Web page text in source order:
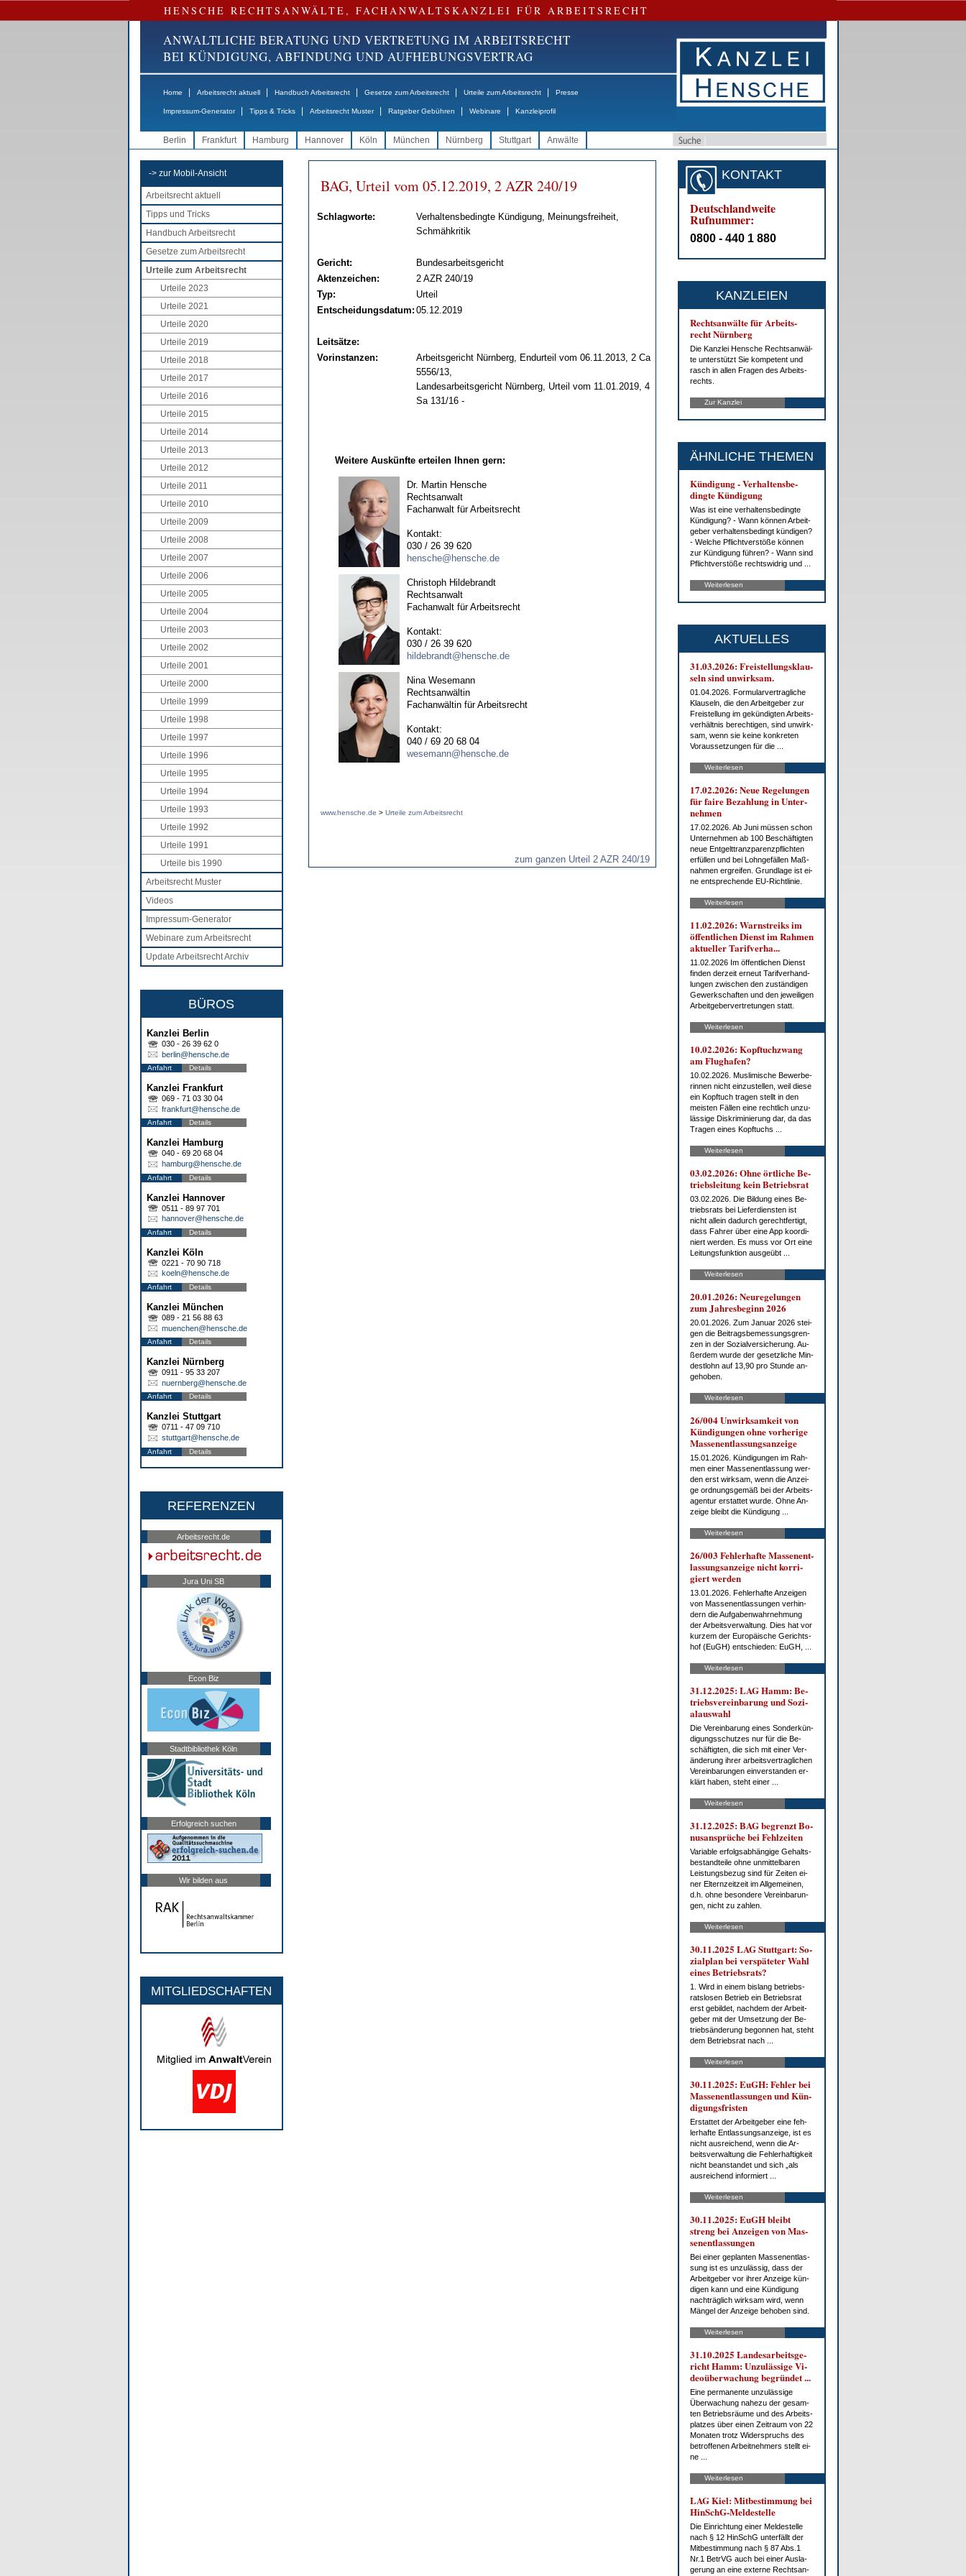
HENSCHE RECHTSANWÄLTE, FACHANWALTSKANZLEI FÜR ARBEITSRECHT
ANWALTLICHE BERATUNG UND VERTRETUNG IM ARBEITSRECHT
BEI KÜNDIGUNG, ABFINDUNG UND AUFHEBUNGSVERTRAG
Home Arbeitsrecht aktuell Handbuch Arbeitsrecht Gesetze zum Arbeitsrecht Urteile zum Arbeitsrecht Presse
Impressum-Generator Tipps & Tricks Arbeitsrecht Muster Ratgeber Gebühren Webinare Kanzleiprofil
Berlin Frankfurt Hamburg Hannover Köln München Nürnberg Stuttgart Anwälte
-> zur Mobil-Ansicht
Arbeitsrecht aktuell
Tipps und Tricks
Handbuch Arbeitsrecht
Gesetze zum Arbeitsrecht
Urteile zum Arbeitsrecht
Urteile 2023
Urteile 2021
Urteile 2020
Urteile 2019
Urteile 2018
Urteile 2017
Urteile 2016
Urteile 2015
Urteile 2014
Urteile 2013
Urteile 2012
Urteile 2011
Urteile 2010
Urteile 2009
Urteile 2008
Urteile 2007
Urteile 2006
Urteile 2005
Urteile 2004
Urteile 2003
Urteile 2002
Urteile 2001
Urteile 2000
Urteile 1999
Urteile 1998
Urteile 1997
Urteile 1996
Urteile 1995
Urteile 1994
Urteile 1993
Urteile 1992
Urteile 1991
Urteile bis 1990
Arbeitsrecht Muster
Videos
Impressum-Generator
Webinare zum Arbeitsrecht
Update Arbeitsrecht Archiv
BÜROS
Kanzlei Berlin
030 - 26 39 62 0
berlin@hensche.de
Anfahrt Details
Kanzlei Frankfurt
069 - 71 03 30 04
frankfurt@hensche.de
Anfahrt Details
Kanzlei Hamburg
040 - 69 20 68 04
hamburg@hensche.de
Anfahrt Details
Kanzlei Hannover
0511 - 89 97 701
hannover@hensche.de
Anfahrt Details
Kanzlei Köln
0221 - 70 90 718
koeln@hensche.de
Anfahrt Details
Kanzlei München
089 - 21 56 88 63
muenchen@hensche.de
Anfahrt Details
Kanzlei Nürnberg
0911 - 95 33 207
nuernberg@hensche.de
Anfahrt Details
Kanzlei Stuttgart
0711 - 47 09 710
stuttgart@hensche.de
Anfahrt Details
REFERENZEN
Arbeitsrecht.de
Jura Uni SB
Econ Biz
Stadtbibliothek Köln
Erfolgreich suchen
Wir bilden aus
MITGLIEDSCHAFTEN
BAG, Ur­teil vom 05.12.2019, 2 AZR 240/19
Schlagworte:
Verhaltensbedingte Kündigung, Meinungsfreiheit,
Schmähkritik
Gericht:
Bundesarbeitsgericht
Aktenzeichen:
2 AZR 240/19
Typ:
Urteil
Entscheidungsdatum: 05.12.2019
Leitsätze:
Vorinstanzen:
Arbeitsgericht Nürnberg, Endurteil vom 06.11.2013, 2 Ca
5556/13,
Landesarbeitsgericht Nürnberg, Urteil vom 11.01.2019, 4
Sa 131/16 -
Weitere Auskünfte erteilen Ihnen gern:
Dr. Martin Hensche
Rechtsanwalt
Fachanwalt für Arbeitsrecht
Kontakt:
030 / 26 39 620
hensche@hensche.de
Christoph Hildebrandt
Rechtsanwalt
Fachanwalt für Arbeitsrecht
Kontakt:
030 / 26 39 620
hildebrandt@hensche.de
Nina Wesemann
Rechtsanwältin
Fachanwältin für Arbeitsrecht
Kontakt:
040 / 69 20 68 04
wesemann@hensche.de
www.hensche.de > Urteile zum Arbeitsrecht
zum ganzen Urteil 2 AZR 240/19
KONTAKT
Deutschlandweite
Rufnummer:
0800 - 440 1 880
KANZLEIEN
Rechts­an­wäl­te für Ar­beits­
recht Nürn­berg
Die Kanz­lei Hen­sche Rechts­an­wäl­
te un­ter­stützt Sie kom­pe­tent und
rasch in al­len Fra­gen des Ar­beits­
rechts.
Zur Kanzlei
ÄHNLICHE THEMEN
Kün­di­gung - Ver­hal­tens­be­
ding­te Kün­di­gung
Was ist ei­ne ver­hal­tens­be­ding­te
Kün­di­gung? - Wann kön­nen Ar­beit­
ge­ber ver­hal­tens­be­dingt kün­di­gen?
- Wel­che Pflicht­ver­stö­ße kön­nen
zur Kün­di­gung füh­ren? - Wann sind
Pflicht­ver­stö­ße rechts­wid­rig und ...
Weiterlesen
AKTUELLES
31.03.2026: Frei­stel­lungs­klau­
seln sind un­wirk­sam.
01.04.2026. For­mu­lar­ver­trag­li­che
Klau­seln, die den Ar­beit­ge­ber zur
Frei­stel­lung im ge­kün­dig­ten Ar­beits­
ver­hält­nis be­rech­ti­gen, sind un­wirk­
sam, wenn sie kei­ne kon­kre­ten
Vor­aus­set­zun­gen für die ...
Weiterlesen
17.02.2026: Neue Re­ge­lun­gen
für fai­re Be­zah­lung in Un­ter­
neh­men
17.02.2026. Ab Ju­ni müs­sen schon
Un­ter­neh­men ab 100 Be­schäf­tig­ten
neue Ent­gelt­tranz­pa­renz­pflich­ten
er­fül­len und bei Lohn­ge­fäl­len Maß­
nah­men er­grei­fen. Grund­la­ge ist ei­
ne ent­spre­chen­de EU-Richt­li­nie.
Weiterlesen
11.02.2026: Warn­streiks im
öf­fent­li­chen Dienst im Rah­men
ak­tu­el­ler Ta­rif­ver­ha...
11.02.2026 Im öf­fent­li­chen Dienst
fin­den der­zeit er­neut Ta­rif­ver­hand­
lun­gen zwi­schen den zu­stän­di­gen
Ge­werk­schaf­ten und den je­wei­li­gen
Ar­beit­ge­ber­ver­tre­tun­gen statt.
Weiterlesen
10.02.2026: Kopf­tuch­zwang
am Flug­ha­fen?
10.02.2026. Mus­li­mi­sche Be­wer­be­
rin­nen nicht ein­zu­stel­len, weil die­se
ein Kopf­tuch tra­gen stellt in den
meis­ten Fäl­len ei­ne recht­lich un­zu­
läs­si­ge Dis­kri­mi­nie­rung dar, da das
Tra­gen ei­nes Kopf­tuchs ...
Weiterlesen
03.02.2026: Oh­ne ört­li­che Be­
triebs­lei­tung kein Be­triebs­rat
03.02.2026. Die Bil­dung ei­nes Be­
triebs­rats bei Lie­fer­diens­ten ist
nicht al­lein da­durch ge­recht­fer­tigt,
dass Fah­rer über ei­ne App ko­or­di­
niert wer­den. Es muss vor Ort ei­ne
Lei­tungs­funk­ti­on aus­ge­übt ...
Weiterlesen
20.01.2026: Neu­re­ge­lun­gen
zum Jah­res­be­ginn 2026
20.01.2026. Zum Ja­nu­ar 2026 stei­
gen die Bei­trags­be­mes­sungs­gren­
zen in der So­zi­al­ver­si­che­rung. Au­
ßer­dem wur­de der ge­setz­li­che Min­
dest­lohn auf 13,90 pro St­un­de an­
ge­ho­ben.
Weiterlesen
26/004 Un­wirk­sam­keit von
Kün­di­gun­gen oh­ne vor­he­ri­ge
Mas­sen­ent­las­sungs­an­zei­ge
15.01.2026. Kün­di­gun­gen im Rah­
men ei­ner Mas­sen­ent­las­sung wer­
den erst wirk­sam, wenn die An­zei­
ge ord­nungs­ge­mäß bei der Ar­beits­
agen­tur er­stat­tet wur­de. Oh­ne An­
zei­ge bleibt die Kün­di­gung ...
Weiterlesen
26/003 Feh­ler­haf­te Mas­sen­ent­
las­sungs­an­zei­ge nicht kor­ri­
giert wer­den
13.01.2026. Feh­ler­haf­te An­zei­gen
von Mas­sen­ent­las­sun­gen ver­hin­
dern die Auf­ga­ben­wahr­neh­mung
der Ar­beits­ver­wal­tung. Dies hat vor
kur­zem der Eu­ro­päi­sche Ge­richts­
hof (EuGH) ent­schie­den: EuGH, ...
Weiterlesen
31.12.2025: LAG Hamm: Be­
triebs­ver­ein­ba­rung und So­zi­
al­aus­wahl
Die Ver­ein­ba­rung ei­nes Son­der­kün­
di­gungs­schut­zes nur für die Be­
schäf­tig­ten, die sich mit ei­ner Ver­
än­de­rung ih­rer ar­beits­ver­trag­li­chen
Ver­ein­ba­run­gen ein­ver­stan­den er­
klärt ha­ben, steht ei­ner ...
Weiterlesen
31.12.2025: BAG be­grenzt Bo­
nus­an­sprü­che bei Fehl­zei­ten
Va­ria­ble er­folgs­ab­hän­gi­ge Ge­halts­
be­stand­tei­le oh­ne un­mit­tel­ba­ren
Leis­tungs­be­zug sind für Zei­ten ei­
ner El­tern­zeit­zeit im All­ge­mei­nen,
d.h. oh­ne be­son­de­re Ver­ein­ba­run­
gen, nicht zu zah­len.
Weiterlesen
30.11.2025 LAG Stutt­gart: So­
zi­al­plan bei ver­spä­te­ter Wahl
ei­nes Be­triebs­rats?
1. Wird in ei­nem bis­lang be­triebs­
rats­lo­sen Be­trieb ein Be­triebs­rat
erst ge­bil­det, nach­dem der Ar­beit­
ge­ber mit der Um­set­zung der Be­
trieb­s­än­de­rung be­gon­nen hat, steht
dem Be­triebs­rat nach ...
Weiterlesen
30.11.2025: EuGH: Feh­ler bei
Mas­sen­ent­las­sun­gen und Kün­
di­gungs­fris­ten
Er­stat­tet der Ar­beit­ge­ber ei­ne feh­
ler­haf­te Ent­las­sungs­an­zei­ge, ist es
nicht aus­rei­chend, wenn die Ar­
beits­ver­wal­tung die Feh­ler­haf­tig­keit
nicht be­an­stan­det und sich „als
aus­rei­chend in­for­miert ...
Weiterlesen
30.11.2025: EuGH bleibt
streng bei An­zei­gen von Mas­
sen­ent­las­sun­gen
Bei ei­ner ge­plan­ten Mas­sen­ent­las­
sung ist es un­zu­läs­sig, dass der
Ar­beit­ge­ber vor ih­rer An­zei­ge kün­
di­gen kann und ei­ne Kün­di­gung
nach­träg­lich wirk­sam wird, wenn
Män­gel der An­zei­ge be­ho­ben sind.
Weiterlesen
31.10.2025 Lan­des­ar­beits­ge­
richt Hamm: Un­zu­läs­si­ge Vi­
deo­über­wa­chung be­grün­det ...
Ei­ne per­ma­nen­te un­zu­läs­si­ge
Über­wa­chung na­he­zu der ge­sam­
ten Be­triebs­räu­me und des Ar­beits­
plat­zes über ei­nen Zeit­raum von 22
Mo­na­ten trotz Wi­der­spruchs des
be­trof­fe­nen Ar­beit­neh­mers stellt ei­
ne ...
Weiterlesen
LAG Kiel: Mit­be­stim­mung bei
HinSchG-Mel­de­stel­le
Die Ein­rich­tung ei­ner Mel­de­stel­le
nach § 12 HinSchG un­ter­fällt der
Mit­be­stim­mung nach § 87 Abs.1
Nr.1 Be­trVG auch bei ei­ner Aus­la­
ge­rung an ei­ne ex­ter­ne Rechts­an­